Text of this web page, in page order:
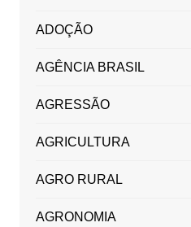
ADOÇÃO
AGÊNCIA BRASIL
AGRESSÃO
AGRICULTURA
AGRO RURAL
AGRONOMIA